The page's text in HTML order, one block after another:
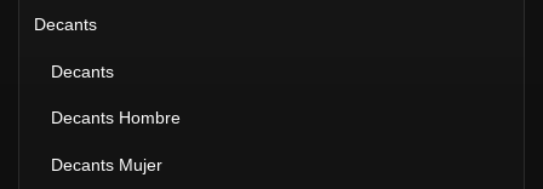
Decants
Decants
Decants Hombre
Decants Mujer